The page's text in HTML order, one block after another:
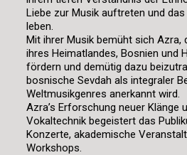
Liebe zur Musik auftreten und
leben.
Mit ihrer Musik bemüht sich Azra,
ihres Heimatlandes, Bosnien und
fördern und demütig dazu
bosnische Sevdah als integraler
Weltmusikgenres anerkannt wird.
Azra’s Erforschung neuer Klänge
Vokaltechnik begeistert das
Konzerte, akademische
Workshops.